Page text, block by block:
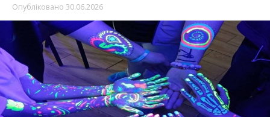
Опубліковано 30.06.2026